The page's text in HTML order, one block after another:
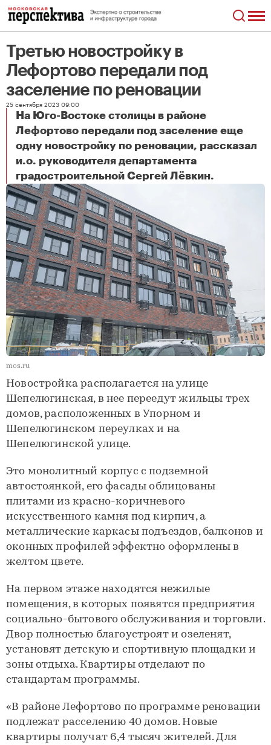
Третью новостройку в
Лефортово передали под
заселение по реновации
25 сентября 2023 09:00
На Юго-Востоке столицы в районе
Лефортово передали под заселение еще
одну новостройку по реновации, рассказал
и.о. руководителя департамента
градостроительной Сергей Лёвкин.
mos.ru
Новостройка располагается на улице
Шепелюгинская, в нее переедут жильцы трех
домов, расположенных в Упорном и
Шепелюгинском переулках и на
Шепелюгинской улице.
Это монолитный корпус с подземной
автостоянкой, его фасады облицованы
плитами из красно-коричневого
искусственного камня под кирпич, а
металлические каркасы подъездов, балконов и
оконных профилей эффектно оформлены в
желтом цвете.
На первом этаже находятся нежилые
помещения, в которых появятся предприятия
социально-бытового обслуживания и торговли.
Двор полностью благоустроят и озеленят,
установят детскую и спортивную площадки и
зоны отдыха. Квартиры отделают по
стандартам программы.
«В районе Лефортово по программе реновации
подлежат расселению 40 домов. Новые
квартиры получат 6,4 тысяч жителей. Для